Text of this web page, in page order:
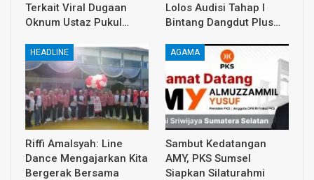
Terkait Viral Dugaan
Oknum Ustaz Pukul…
Lolos Audisi Tahap I
Bintang Dangdut Plus…
HEADLINE
Riffi Amalsyah: Line
Dance Mengajarkan Kita
Bergerak Bersama
AGAMA
Sambut Kedatangan
AMY, PKS Sumsel
Siapkan Silaturahmi